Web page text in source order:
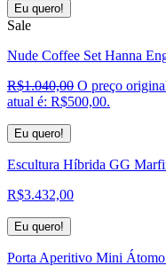
Eu quero!
Sale
Nude Coffee Set Hanna
R$1.040,00 O preço
atual é: R$500,00.
Eu quero!
Escultura Híbrida GG
R$3.432,00
Eu quero!
Porta Aperitivo Mini